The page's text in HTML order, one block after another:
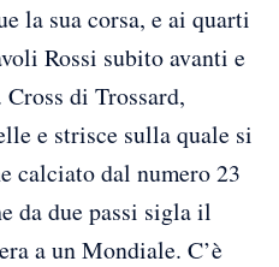
la sua corsa, e ai quarti
Rossi subito avanti e
di Trossard,
e strisce sulla quale si
calciato dal numero 23
da due passi sigla il
a un Mondiale. C’è